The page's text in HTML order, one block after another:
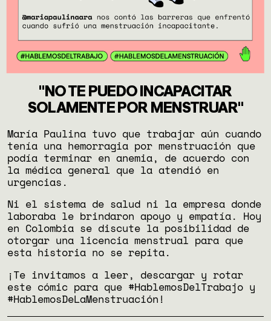
"NO TE PUEDO INCAPACITAR
SOLAMENTE POR MENSTRUAR"
María Paulina tuvo que trabajar aún cuando
tenía una hemorragia por menstruación que
podía terminar en anemia, de acuerdo con
la médica general que la atendió en
urgencias.
Ni el sistema de salud ni la empresa donde
laboraba le brindaron apoyo y empatía. Hoy
en Colombia se discute la posibilidad de
otorgar una licencia menstrual para que
esta historia no se repita.
¡Te invitamos a leer, descargar y rotar
este cómic para que #HablemosDelTrabajo y
#HablemosDeLaMenstruación!